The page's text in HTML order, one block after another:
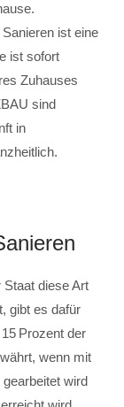
ist eine
ist sofort
Zuhauses
sind
in
diese Art
gibt es dafür
Prozent der
wenn mit
wird